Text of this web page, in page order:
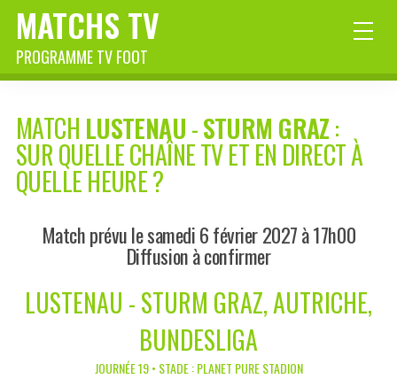
MATCHS TV
PROGRAMME TV FOOT
MATCH LUSTENAU-STURM GRAZ:
SUR QUELLE CHAÎNE TV ET EN DIRECT À
QUELLE HEURE ?
Match prévu le samedi 6 février 2027 à 17h00
Diffusion à confirmer
LUSTENAU - STURM GRAZ, AUTRICHE,
BUNDESLIGA
JOURNÉE 19 • STADE : PLANET PURE STADION